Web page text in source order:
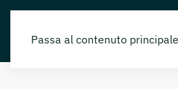
Passa al contenuto principale